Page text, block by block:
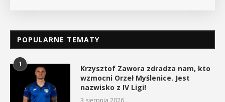
POPULARNE TEMATY
1
Krzysztof Zawora zdradza nam, kto
wzmocni Orzeł Myślenice. Jest
nazwisko z IV Ligi!
3 sierpnia 2026